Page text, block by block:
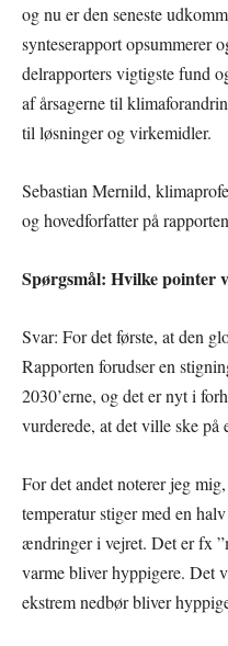
og nu er den seneste
synteserapport opsummerer
delrapporters vigtigste fund
af årsagerne til
til løsninger og virkemidler.
Sebastian Mernild,
og hovedforfatter på
Spørgsmål: Hvilke pointer
Svar: For det første, at den
Rapporten forudser en
2030’erne, og det er nyt i
vurderede, at det ville ske
For det andet noterer jeg
temperatur stiger med en
ændringer i vejret. Det er fx
varme bliver hyppigere. Det
ekstrem nedbør bliver